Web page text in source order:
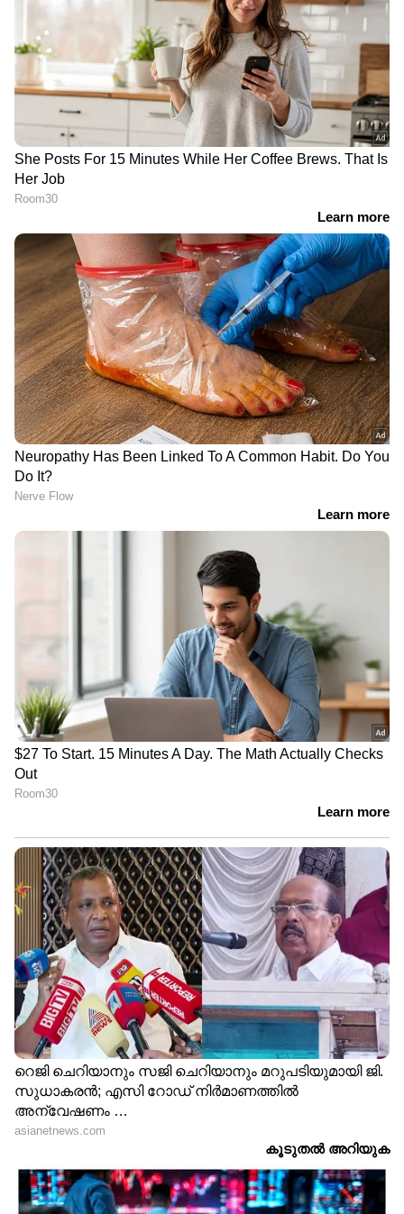
പൊതുസമൂഹത്തിലും ചര്‍ച്ചയായത്. ടിനി ടോം
തനിക്കെതിരെ തുടർച്ചയായി സൈബർ
അധിക്ഷേപം നടത്തുന്നുവെന്നും വർഗീയ
പരാമർശങ്ങൾ നടത്തുന്നുവെന്നും അൻസിബ
പൊലീസില്‍ നല്‍കിയ പരാതിയിൽ
ചൂണ്ടിക്കാട്ടിയിരുന്നു. തന്റെ കുടുംബത്തെയും
ടിനി വേട്ടയാടുകയാണെന്നും ടിനിയുടേത്
സ്ത്രീത്വത്തെ അപമാനിക്കുന്ന
പരാതിയില്‍ ഉണ്ടായിരുന്നു. തന്നെ
ജിഹാദിയാക്കാന്‍ ജനപ്രതിനിധി അടക്കമുള്ളവര്‍
കൂട്ടുനിന്നുവെന്നും തന്‍റെ
കുടുംബാംഗങ്ങളെപ്പോലും തേജോവധം
ചെയ്യാന്‍ ചിലര്‍ ശ്രമിക്കുകയാണെന്നും
അന്‍സിബ അടുത്തിടെ എഴുതിയ ഒരു
ഫേസ്ബുക്ക് കുറിപ്പില്‍ ആരോപിച്ചിരുന്നു.
ഏഷ്യാനെറ്റ് ന്യൂസ് ലൈവ് കാണാന്‍ ഇവിടെ
ക്ലിക് ചെയ്യുക